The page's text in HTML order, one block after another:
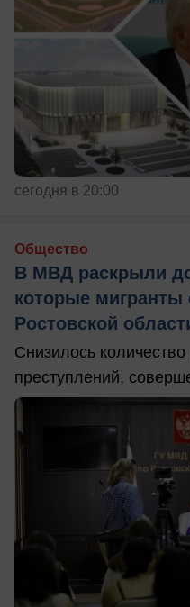
сегодня в 20:00
Общество
В МВД раскрыли
которые
Ростовской
Снизилось количество
преступлений,